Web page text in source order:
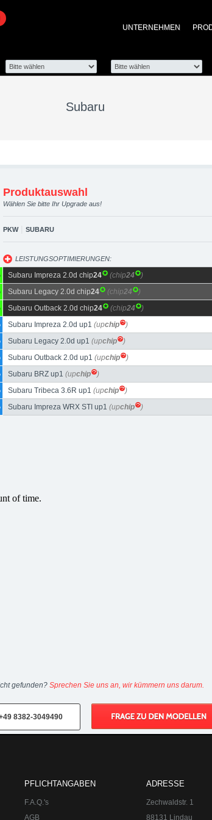
automotive
UNTERNEHMEN
Subaru
Produktauswahl
Wählen Sie bitte Ihr Upgrade aus!
PKW| SUBARU
LEISTUNGSOPTIMIERUNGEN:
Subaru Impreza 2.0d chip24 (chip24 )
Subaru Legacy 2.0d chip24 (chip24 )
Subaru Outback 2.0d chip24 (chip24 )
Subaru Impreza 2.0d up1 (upchip )
Subaru Legacy 2.0d up1 (upchip )
Subaru Outback 2.0d up1 (upchip )
Subaru BRZ up1 (upchip )
Subaru Tribeca 3.6R up1 (upchip )
Subaru Impreza WRX STI up1 (upchip )
gefunden? Sprechen Sie uns an, wir kümmern uns darum.
8382-3049490
PFLICHTANGABEN
F.A.Q.'s
AGB
ADRESSE
Zechwaldstr. 1
88131 Lindau